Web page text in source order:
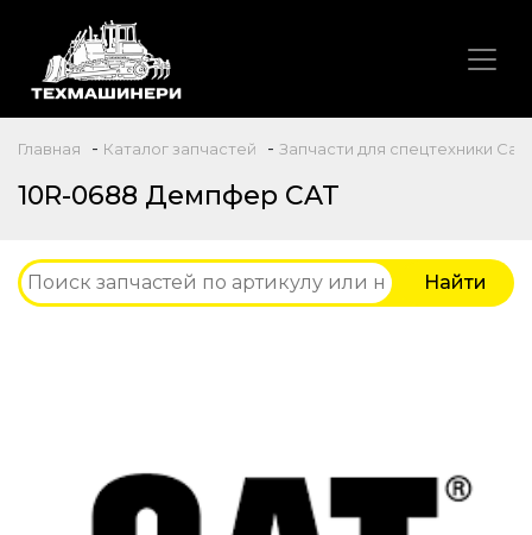
Главная - Каталог запчастей - Запчасти для спецтехники
10R-0688 Демпфер CAT